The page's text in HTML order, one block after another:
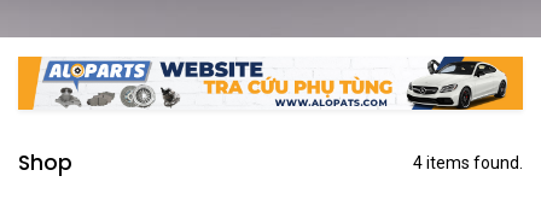
Shop 4 items found.